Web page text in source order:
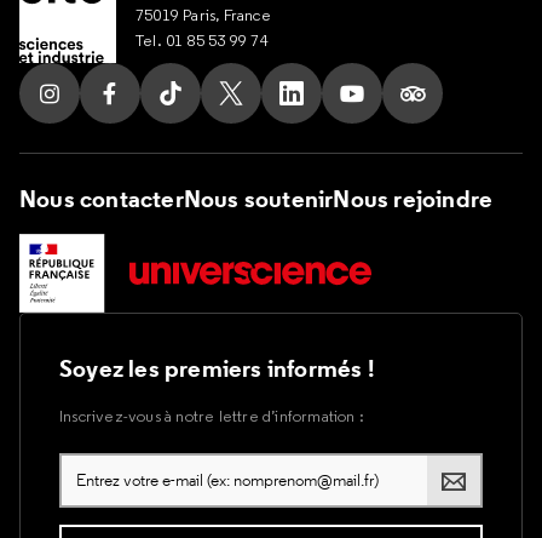
75019 Paris, France
Tel. 01 85 53 99 74
Suivez nous sur Instagram
Suivez nous sur Facebook
Suivez nous sur Tik Tok
Suivez nous sur X
Suivez nous sur LinkedIn
Suivez nous sur
Suivez nous
Nous contacterNous soutenirNous rejoindre
Soyez les premiers informés !
Inscrivez-vous à notre lettre d’information :